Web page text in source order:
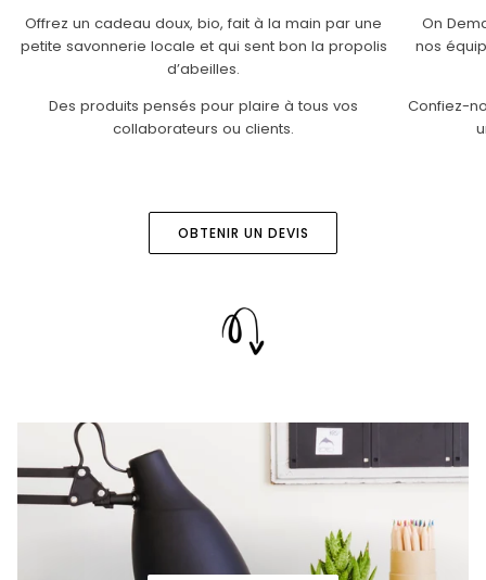
Offrez un cadeau doux, bio, fait à la main par une
petite savonnerie locale et qui sent bon la propolis
d’abeilles.
Des produits pensés pour plaire à tous vos
collaborateurs ou clients.
On
nos
Confiez-
OBTENIR UN DEVIS